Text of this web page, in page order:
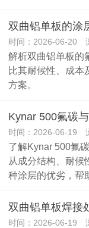
双曲铝单板的涂
时间：2026-06-20
解析双曲铝单板的
比其耐候性、成本
方案。
Kynar 500氟碳
时间：2026-06-19
了解Kynar 500氟
从成分结构、耐候
种涂层的优劣，帮
双曲铝单板焊接
时间：2026-06-19